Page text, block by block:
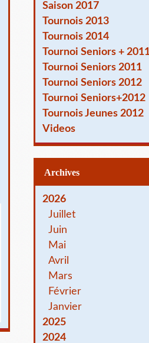
Saison 2017
Tournois 2013
Tournois 2014
Tournoi Seniors +
Tournoi Seniors 2011
Tournoi Seniors 2012
Tournoi Seniors+2012
Tournois Jeunes 2012
Videos
Archives
2026
Juillet
Juin
Mai
Avril
Mars
Février
Janvier
2025
2024